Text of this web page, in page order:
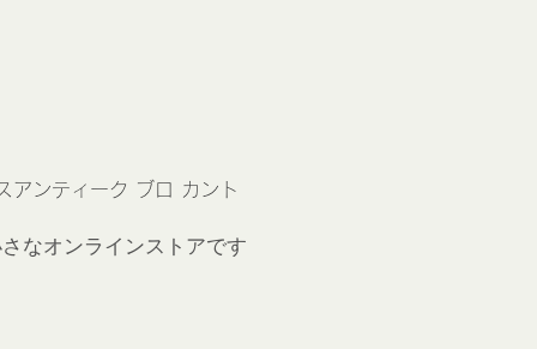
アンティーク ブロ カント
なオンラインストアです